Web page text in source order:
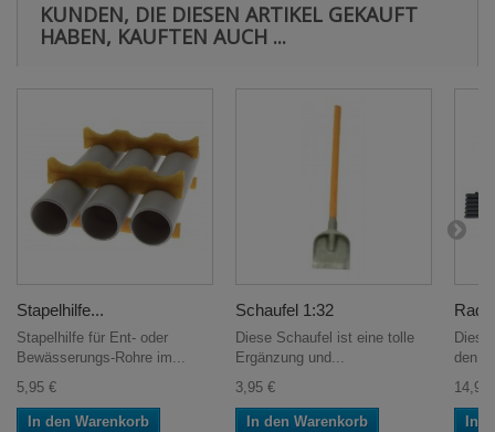
KUNDEN, DIE DIESEN ARTIKEL GEKAUFT
HABEN, KAUFTEN AUCH ...
Stapelhilfe...
Stapelhilfe für Ent- oder
Bewässerungs-Rohre im...
5,95 €
In den Warenkorb
Schaufel 1:32
Diese Schaufel ist eine tolle
Ergänzung und...
3,95 €
In den Warenkorb
den...
14,95
In